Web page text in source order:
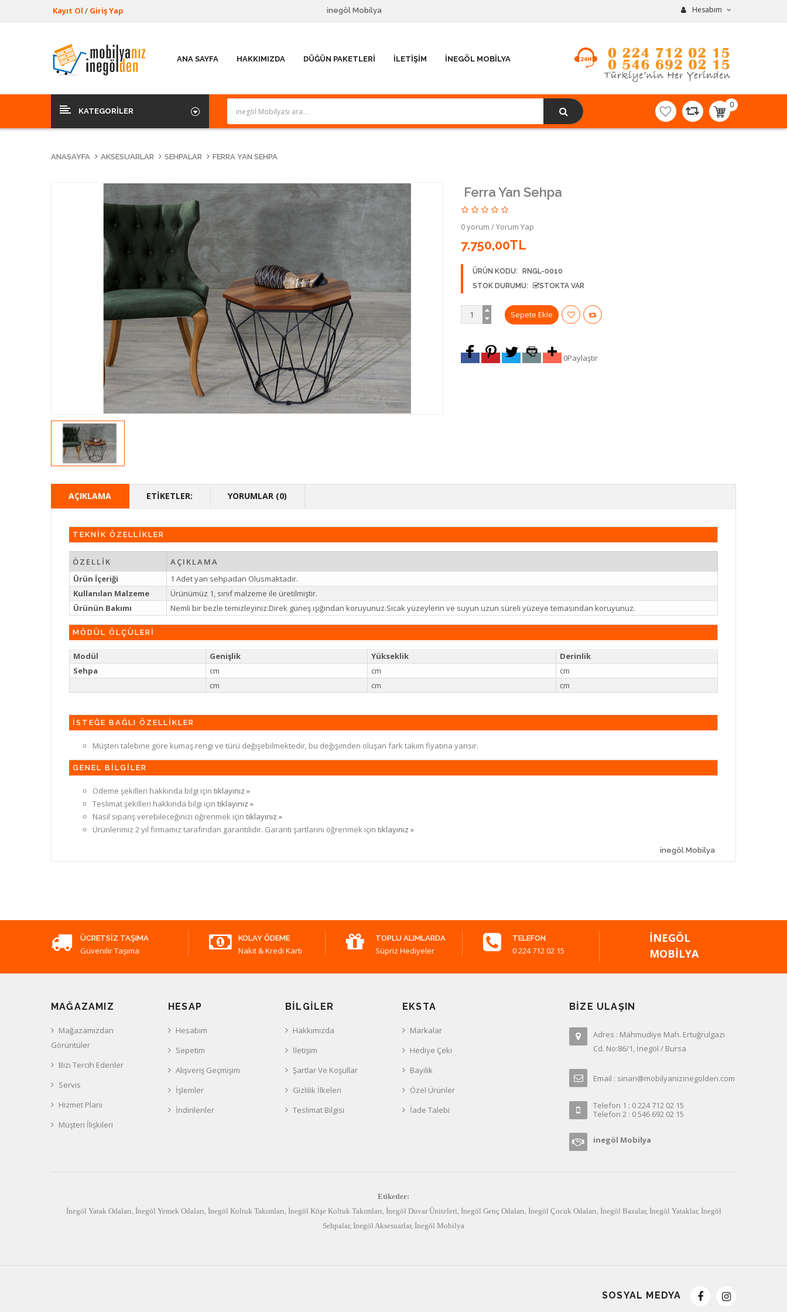
inegöl Mobilya
Kayıt Ol / Giriş Yap Hesabım
ANA SAYFA HAKKIMIZDA DÜĞÜN PAKETLERI İLETIŞIM İNEGÖL MOBILYA
KATEGORILER
0
item(s)
-
ANASAYFA AKSESUARLAR SEHPALAR FERRA YAN SEHPA
Ferra Yan Sehpa
0 yorum /Yorum Yap
7.750,00TL
ÜRÜN KODU:
RNGL-0010
STOK DURUMU:
STOKTA VAR
0Paylaştır
AÇIKLAMA ETIKETLER: YORUMLAR (0)
TEKNİK ÖZELLİKLER
ÖZELLİK
AÇIKLAMA
Ürün İçeriği
1 Adet yan sehpadan Olusmaktadır.
Kullanılan Malzeme
Ürünümüz 1, sınıf malzeme ile üretilmiştir.
Ürünün Bakımı
Nemli bir bezle temizleyiniz.Direk güneş ışığından koruyunuz.Sıcak yüzeylerin ve suyun uzun süreli yüzeye temasından koruyunuz.
MÖDÜL ÖLÇÜLERİ
Modül Genişlik Yükseklik
Derinlik
Sehpa
cm cm
cm
cm
cm cm
İSTEĞE BAĞLI ÖZELLİKLER
Müşteri talebine göre kumaş rengi ve türü değişebilmektedir, bu değişimden oluşan fark takım fiyatına yansır.
GENEL BİLGİLER
Ödeme şekilleri hakkında bilgi için tıklayınız »
Teslimat şekilleri hakkında bilgi için tıklayınız »
Nasıl sipariş verebileceğinizi öğrenmek için tıklayınız »
Ürünlerimiz 2 yıl firmamız tarafından garantilidir. Garanti şartlarını öğrenmek için tıklayınız »
inegöl Mobilya
ÜCRETSIZ TAŞIMA
Güvenilir Taşıma
KOLAY ÖDEME
Nakit & Kredi Kartı
TOPLU ALIMLARDA
Süpriz Hediyeler
TELEFON
0 224 712 02 15
İNEGÖL
MOBILYA
MAĞAZAMIZ
Mağazamızdan
Görüntüler
Bizi Tercih Edenler
Servis
Hizmet Planı
Müşteri İlişkileri
HESAP
Hesabım
Sepetim
Alışveriş Geçmişim
İşlemler
İndirilenler
BILGILER
Hakkımızda
İletişim
Şartlar Ve Koşullar
Gizlilik İlkeleri
Teslimat Bilgisi
EKSTA
Markalar
Hediye Çeki
Bayilik
Özel Ürünler
İade Talebi
BIZE ULAŞIN
Adres : Mahmudiye Mah. Ertuğrulgazi
Cd. No:86/1, İnegöl / Bursa
Email : sinan@mobilyanizinegolden.com
Telefon 1 : 0 224 712 02 15
Telefon 2 : 0 546 692 02 15
inegöl Mobilya
Etiketler:
İnegöl Yatak Odaları İnegöl Yemek Odaları İnegöl Koltuk Takımları İnegöl Köşe Koltuk Takımları İnegöl Duvar Üniteleri İnegöl Genç Odaları İnegöl Çocuk Odaları İnegöl Bazalar, İnegöl Yataklar, İnegöl
Sehpalar, İnegöl Aksesuarlar, İnegöl Mobilya
SOSYAL MEDYA